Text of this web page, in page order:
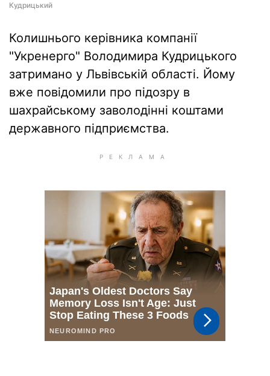
Кудрицький
Колишнього керівника компанії
"Укренерго" Володимира Кудрицького
затримано у Львівській області. Йому
вже повідомили про підозру в
шахрайському заволодінні коштами
державного підприємства.